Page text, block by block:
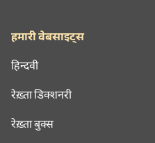
हमारी वेबसाइट्स
हिन्दवी
रेख़्ता डिक्शनरी
रेख़्ता बुक्स